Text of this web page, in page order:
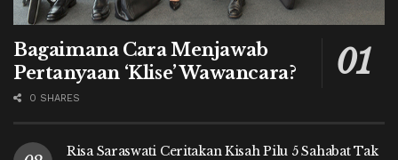
Bagaimana Cara Menjawab
Pertanyaan ‘Klise’ Wawancara?
0 SHARES
Risa Saraswati Ceritakan Kisah Pilu 5 Sahabat Tak